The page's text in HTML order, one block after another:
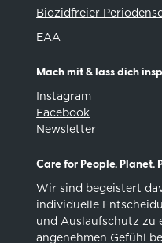
Biozidfreier
EAA
Mach mit & lass dich
Instagram
Facebook
Newsletter
Care for People. Planet.
Wir sind begeistert
individuelle
und Auslaufschutz zu
angenehmen Gefühl